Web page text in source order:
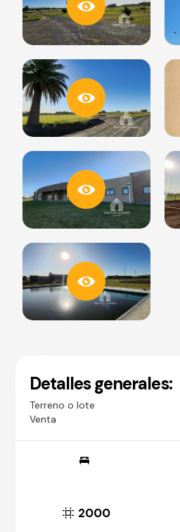
Detalles generales:
Terreno o lote
Venta
2000